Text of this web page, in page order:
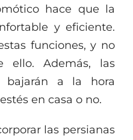
hace que la
y eficiente.
funciones, y no
ello. Además, las
bajarán a la hora
en casa o no.
las persianas